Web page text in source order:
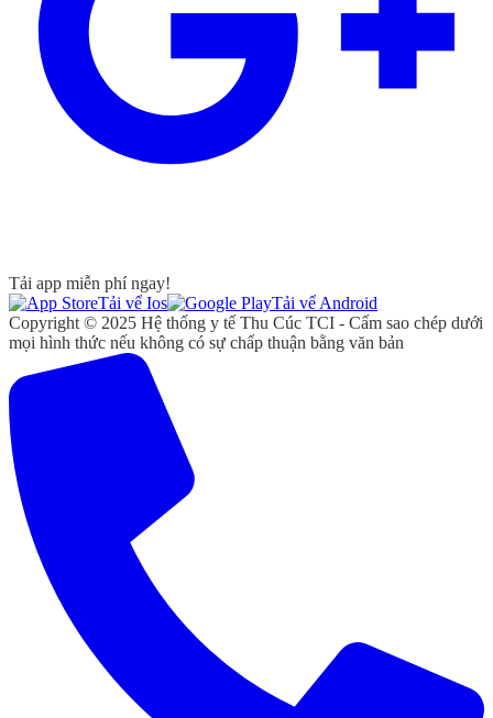
Tải app miễn phí ngay!
Tải vể Ios
Tải vể Android
Copyright © 2025 Hệ thống y tế Thu Cúc TCI - Cấm sao chép dưới
mọi hình thức nếu không có sự chấp thuận bằng văn bản